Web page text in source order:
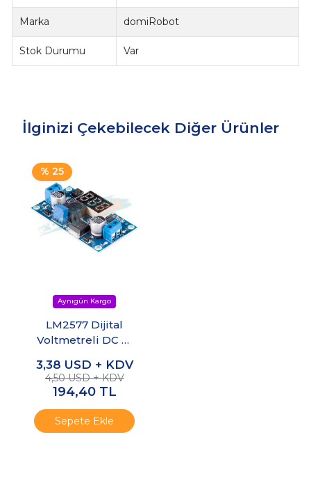
Marka domiRobot
Stok Durumu Var
İlginizi Çekebilecek Diğer Ürünler
% 25
LM2577 Dijital
Voltmetreli DC 3-
35V (Output ) 3A
Boost modül
3,38 USD + KDV
4,50 USD + KDV
194,40 TL
Sepete Ekle